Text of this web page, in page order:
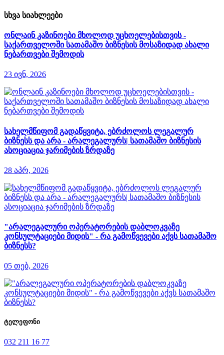
სხვა სიახლეები
ონლაინ კაზინოები მხოლოდ უცხოელებისთვის -
საქართველოში სათამაშო ბიზნესის მოსაზიდად ახალი
ნებართვები შემოდის
23 ივნ, 2026
სახელმწიფომ გადაწყვიტა, ებრძოლოს ლეგალურ
ბიზნესს და არა - არალეგალურს| სათამაშო ბიზნესის
ასოციაცია ჯარიმების ზრდაზე
28 აპრ, 2026
"არალეგალური ოპერატორების დაბლოკვაზე
კონსულტაციები მიდის" - რა გამოწვევები აქვს სათამაშო
ბიზნესს?
05 თებ, 2026
ტელეფონი
032 211 16 77